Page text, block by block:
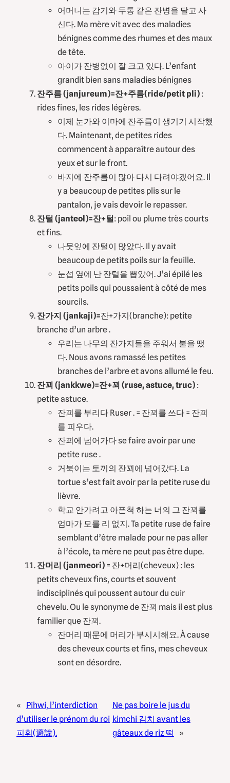
어머니는 감기와 두통 같은 잔병을 달고 사
신다. Ma mère vit avec des maladies
bénignes comme des rhumes et des maux
de tête.
아이가 잔병없이 잘 크고 있다. L’enfant
grandit bien sans maladies bénignes
잔주름 (janjureum)=잔+주름(ride/petit pli) :
rides fines, les rides légères.
이제 눈가와 이마에 잔주름이 생기기 시작했
다. Maintenant, de petites rides
commencent à apparaître autour des
yeux et sur le front.
바지에 잔주름이 많아 다시 다려야겠어요. Il
y a beaucoup de petites plis sur le
pantalon, je vais devoir le repasser.
잔털 (janteol)=잔+털: poil ou plume très courts
et fins.
나뭇잎에 잔털이 많았다. Il y avait
beaucoup de petits poils sur la feuille.
눈섭 옆에 난 잔털을 뽑았어. J’ai épilé les
petits poils qui poussaient à côté de mes
sourcils.
잔가지 (jankaji)=잔+가지(branche): petite
branche d’un arbre .
우리는 나무의 잔가지들을 주워서 불을 땠
다. Nous avons ramassé les petites
branches de l’arbre et avons allumé le feu.
잔꾀 (jankkwe)=잔+꾀 (ruse, astuce, truc) :
petite astuce.
잔꾀를 부리다 Ruser . = 잔꾀를 쓰다 = 잔꾀
를 피우다.
잔꾀에 넘어가다 se faire avoir par une
petite ruse .
거북이는 토끼의 잔꾀에 넘어갔다. La
tortue s’est fait avoir par la petite ruse du
lièvre.
학교 안가려고 아픈척 하는 너의 그 잔꾀를
엄마가 모를 리 없지. Ta petite ruse de faire
semblant d’être malade pour ne pas aller
à l’école, ta mère ne peut pas être dupe.
잔머리 (janmeori) = 잔+머리(cheveux) : les
petits cheveux fins, courts et souvent
indisciplinés qui poussent autour du cuir
chevelu. Ou le synonyme de 잔꾀 mais il est plus
familier que 잔꾀.
잔머리 때문에 머리가 부시시해요. À cause
des cheveux courts et fins, mes cheveux
sont en désordre.
«
Pihwi, l’interdiction
d’utiliser le prénom du roi
피휘(避諱).
Ne pas boire le jus du
kimchi 김치 avant les
gâteaux de riz 떡
»